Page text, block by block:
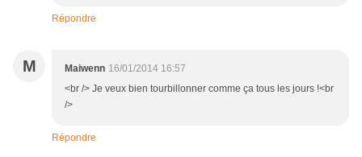
Répondre
M Maiwenn 16/01/2014 16:57
<br /> Je veux bien tourbillonner comme ça tous les jours !<br
/>
Répondre